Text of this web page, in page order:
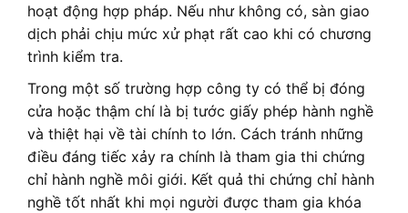
hoạt động hợp pháp. Nếu như không có, sàn giao
dịch phải chịu mức xử phạt rất cao khi có chương
trình kiểm tra.
Trong một số trường hợp công ty có thể bị đóng
cửa hoặc thậm chí là bị tước giấy phép hành nghề
và thiệt hại về tài chính to lớn. Cách tránh những
điều đáng tiếc xảy ra chính là tham gia thi chứng
chỉ hành nghề môi giới. Kết quả thi chứng chỉ hành
nghề tốt nhất khi mọi người được tham gia khóa